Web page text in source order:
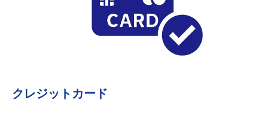
クレジットカード